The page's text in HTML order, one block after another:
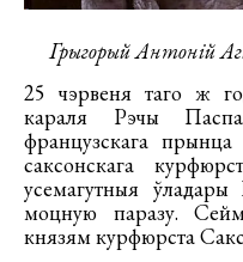
Грыгорый Антоній
25 чэрвеня таго ж
караля Рэчы
французскага
саксонскага
усемагутныя
моцную паразу.
князям курфюрста